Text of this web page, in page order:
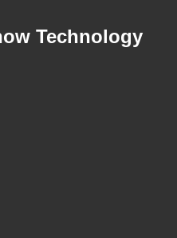
Technology